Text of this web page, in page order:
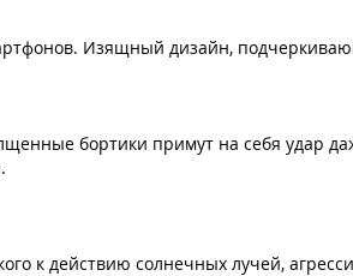
Изящный дизайн,
бортики примут на себя удар
к действию солнечных лучей,